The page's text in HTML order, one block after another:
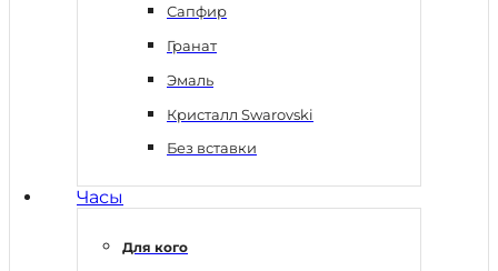
Сапфир
Гранат
Эмаль
Кристалл Swarovski
Без вставки
Часы
Для кого